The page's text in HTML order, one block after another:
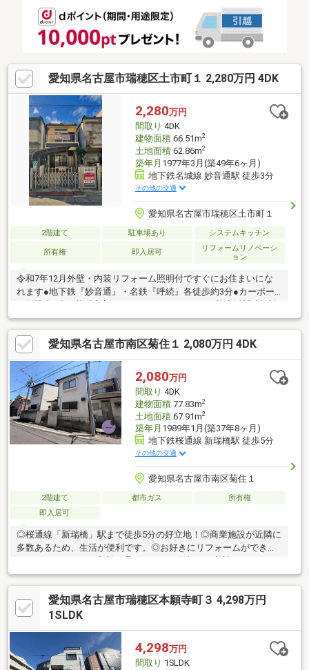
愛知県名古屋市瑞穂区土市町１ 2,280万円 4DK
2,280万円
間取り 4DK
建物面積66.51m2
土地面積62.86m2
築年月 1977年3月(築49年6ヶ月)
地下鉄名城線 妙音通駅 徒歩3分
その他の交通
愛知県名古屋市瑞穂区土市町１
2階建て 駐車場あり システムキッチン
所有権 即入居可
リフォームリノベーシ
ョン
令和7年12月外壁・内装リフォーム照明付ですぐにお住まいにな
れます●地下鉄『妙音通』・名鉄『呼続』各徒歩約3分●カーポー
ト付駐車1台可能●近隣にスーパードラッグストア等生活関連施設
充実●【予約制案内会開催】【0568-93-6666】 （ご予約くださ
い） 平日もお客様のご都合に合わせてご案内いたします♪■ 外
壁塗装・内装リフォーム済（居室照明付き）ですぐにお住まいに
なれます■ ショッピングセンター・ドラッグストア等生活関連
施設充■ 地下鉄『妙音通』・名鉄『呼続』各徒歩約3分・桜通線
『新瑞橋』駅含む3路線利用可能■ カーポート付駐車1台可能■
井戸田小・津賀田中学校
愛知県名古屋市南区菊住１ 2,080万円 4DK
2,080万円
間取り 4DK
建物面積77.83m2
土地面積67.91m2
築年月 1989年1月(築37年8ヶ月)
地下鉄桜通線 新瑞橋駅 徒歩5分
その他の交通
愛知県名古屋市南区菊住１
2階建て 都市ガス
所有権
即入居可
◎桜通線「新瑞橋」駅まで徒歩5分の好立地！◎商業施設が近隣に
多数あるため、生活が便利です。◎お好きにリフォームができま
愛知県名古屋市瑞穂区本願寺町３ 4,298万円
1SLDK
4,298万円
間取り 1SLDK